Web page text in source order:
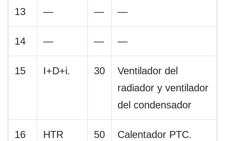
13 — — —
14 — — —
15 I+D+i. 30
Ventilador del
radiador y ventilador
del condensador
16
HTR
50 Calentador PTC.